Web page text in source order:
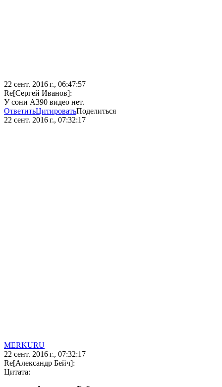
22 сент. 2016 г., 06:47:57
Re[Сергей Иванов]:
У сони А390 видео нет.
ОтветитьЦитироватьПоделиться
22 сент. 2016 г., 07:32:17
MERKURU
22 сент. 2016 г., 07:32:17
Re[Александр Бейч]:
Цитата: